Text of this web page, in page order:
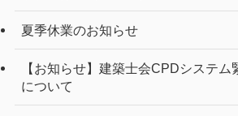
夏季休業のお知らせ
【お知らせ】建築士会CPDシステム
について